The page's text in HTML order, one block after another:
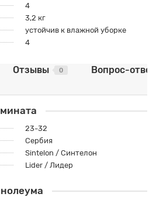
4
3,2 кг
устойчив к влажной уборке
4
Отзывы 0 Вопрос-
23-32
Сербия
Sintelon / Синтелон
Lider / Лидер